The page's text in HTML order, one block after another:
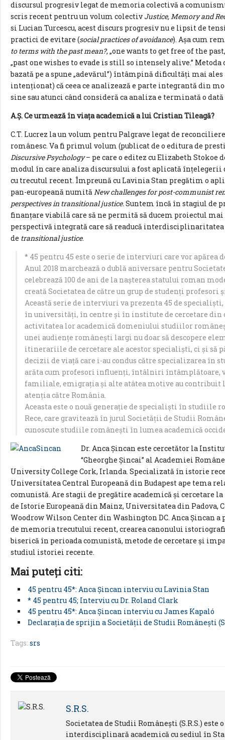
discursul progresiv legat de memoria colectivă a
scris recent pentru un volum colectiv Justice, Memory and
si Lucian Turcescu, acest discurs progresiv nu e lipsit de
practici de evitare (social practices of avoidance). Așa cum
to terms with the past mean?, „one wants to get free of the
„past one wishes to evade is still so intensely alive.”
bazată pe a spune „adevărul”) întâmpină dificultăți mai
intenționat) că ceea ce analizează e parte integrantă din
sine sau atunci când consideră ca analiza e terminată o
A.Ș. Ce urmează în viața academică a lui Cristian Tileagă?
C.T. Lucrez la un volum pentru Palgrave legat de
românesc. Va fi primul volum (publicat de o editura de
Discursive Psychology– pe care o editez cu Elizabeth Stokoe
modul în care analiza discursului a fost aplicată
cu trecutul recent. Împreună cu Lavinia Stan pregătim o
pan-europeană numităNew challenges for post-communist
perspectives in transitional justice.Suntem încă în stagiul de
finanțare viabilă care să ne permită să ducem proiectul mai
perspectivă integrată care să readucă
de transitional justice.
* 45 pentru 45 este o serie de interviuri care vor apărea
Anul 2018 marchează o dublă aniversare pentru
celebrează 100 de ani de la nașterea statului roman
creată Societatea de către un grup de studenți
Această serie de interviuri va prezenta 45 de
în universități, în centre și în institute de cercetare din
activitatea lor academică domeniului studiilor
unei audiențe românești largi nu doar să descopere
itinerariile de cercetare ale acestor specialiști, ci și să
decizii de viață care i-au condus către specializarea
arăta cum profesori influenți, întâlniri întâmplătoare,
familiale, emigrația și alte atâtea motive au contribuit
atenția către România.
Aceasta este o nouă generație de specialiști în studiile
Rece, care gravitează în jurul Societății de Studii
cunoscute studiile românești în lumea academică
Dr. Anca Șincan este cercetător la
“Gheorghe Șincai” al Academiei
University College Cork, Irlanda. Specializată în istorie
Universitatea Central Europeană din Budapest ape tema
comunistă. Are stagii de pregătire academică și cercetare
de Istorie Europeană din Mainz, Universitatea din Padova,
Woodrow Wilson Center din Washington DC. Anca Șincan
de memoria trecutului recent, crearea canonului
biserică în perioada comunistă, metode de cercetare și
studiul istoriei recente.
Mai puteţi citi:
45 pentru 45*: Anca Șincan interviu cu Lavinia Stan
* 45 pentru 45; Interviu cu Dr. Roland Clark
45 pentru 45*: Anca Șincan interviu cu James Kapaló
Declarația de sprijin a Societății de Studii Românești
Tags: srs
S.R.S.
Societatea de Studii Românești (S.R.S.)
interdisciplinară academică cu sediul în